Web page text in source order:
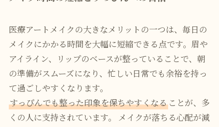
医療アートメイクの大きなメリットの一つは、毎日の
メイクにかかる時間を大幅に短縮できる点です。眉や
アイライン、リップのベースが整っていることで、朝
の準備がスムーズになり、忙しい日常でも余裕を持っ
て過ごしやすくなります。
すっぴんでも整った印象を保ちやすくなることが、多
くの人に支持されています。 メイクが落ちる心配が減